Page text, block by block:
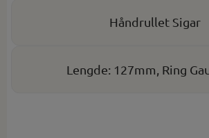
Håndrullet Sigar
Lengde: 127mm, Ring